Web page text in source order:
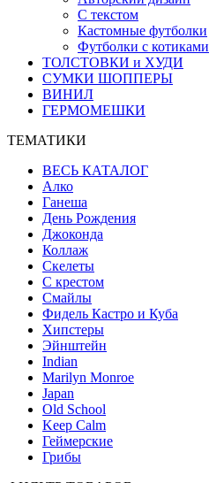
С текстом
Кастомные футболки
Футболки с котиками
ТОЛСТОВКИ и ХУДИ
СУМКИ ШОППЕРЫ
ВИНИЛ
ГЕРМОМЕШКИ
ТЕМАТИКИ
ВЕСЬ КАТАЛОГ
Алко
Ганеша
День Рождения
Джоконда
Коллаж
Скелеты
С крестом
Смайлы
Фидель Кастро и Куба
Хипстеры
Эйнштейн
Indian
Marilyn Monroe
Japan
Old School
Keep Calm
Геймерские
Грибы